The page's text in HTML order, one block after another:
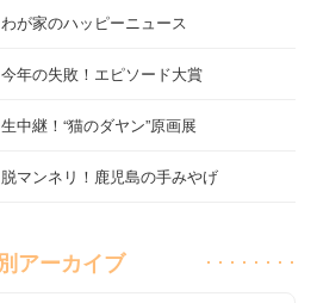
が家のハッピーニュース
年の失敗！エピソード大賞
中継！“猫のダヤン”原画展
マンネリ！鹿児島の手みやげ
アーカイブ